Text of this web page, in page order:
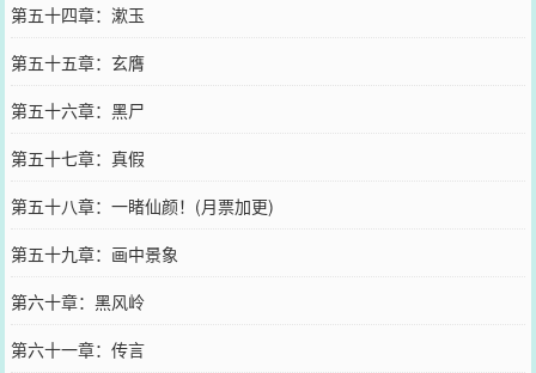
第五十四章：漱玉
第五十五章：玄膺
第五十六章：黑尸
第五十七章：真假
第五十八章：一睹仙颜！(月票加更)
第五十九章：画中景象
第六十章：黑风岭
第六十一章：传言